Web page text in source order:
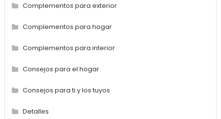
Complementos para exterior
Complementos para hogar
Complementos para interior
Consejos para el hogar
Consejos para ti y los tuyos
Detalles